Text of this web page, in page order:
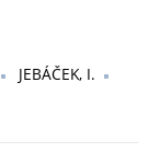
JEBÁČEK, I.